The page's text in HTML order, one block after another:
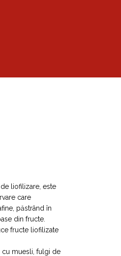
liofilizare, este
care
păstrând în
din fructe.
fructe liofilizate
cu muesli, fulgi de